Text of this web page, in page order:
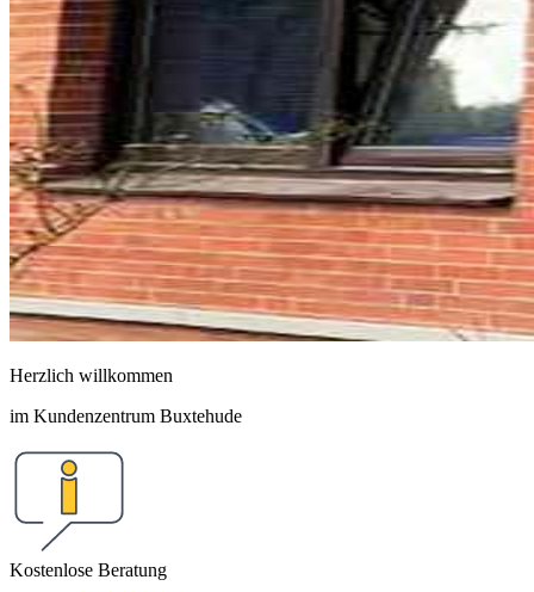
Herzlich willkommen
im Kundenzentrum Buxtehude
Kostenlose Beratung